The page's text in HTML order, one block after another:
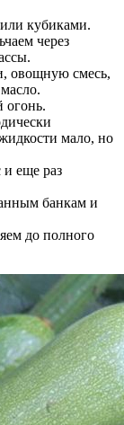
кубиками.
через
овощную смесь,
огонь.
мало, но
и еще раз
банкам и
до полного